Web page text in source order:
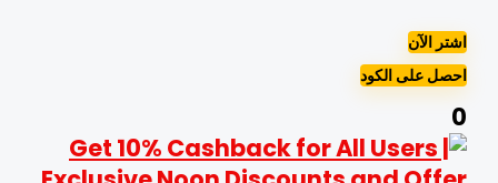
الآن
على الكود